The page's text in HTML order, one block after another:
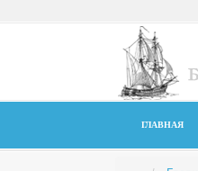
ГЛАВНАЯ